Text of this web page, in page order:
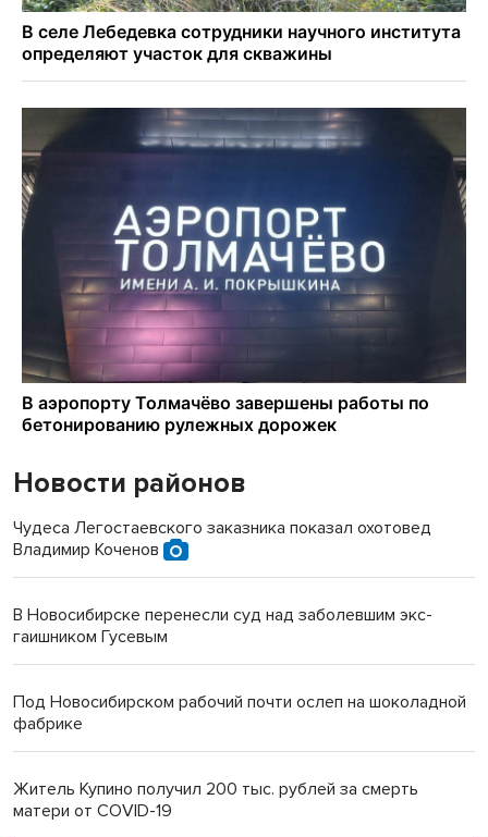
Новости районов
Чудеса Легостаевского заказника показал охотовед
Владимир Коченов
В Новосибирске перенесли суд над заболевшим экс-
гаишником Гусевым
Под Новосибирском рабочий почти ослеп на шоколадной
фабрике
Житель Купино получил 200 тыс. рублей за смерть
матери от COVID-19